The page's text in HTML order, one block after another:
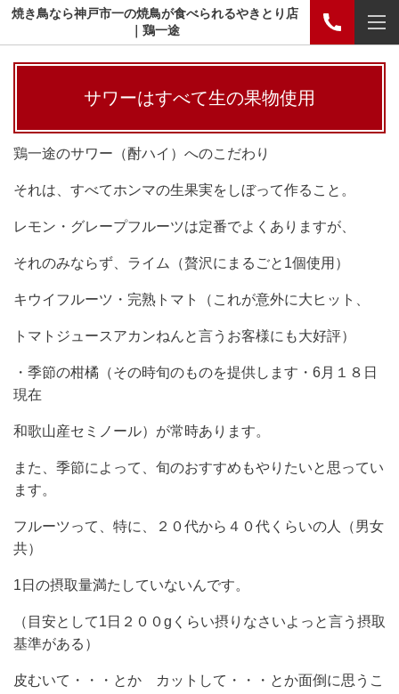
焼き鳥なら神戸市一の焼鳥が食べられるやきとり店
｜鶏一途
サワーはすべて生の果物使用
鶏一途のサワー（酎ハイ）へのこだわり
それは、すべてホンマの生果実をしぼって作ること。
レモン・グレープフルーツは定番でよくありますが、
それのみならず、ライム（贅沢にまるごと1個使用）
キウイフルーツ・完熟トマト（これが意外に大ヒット、
トマトジュースアカンねんと言うお客様にも大好評）
・季節の柑橘（その時旬のものを提供します・6月１８日
現在
和歌山産セミノール）が常時あります。
また、季節によって、旬のおすすめもやりたいと思ってい
ます。
フルーツって、特に、２０代から４０代くらいの人（男女
共）
1日の摂取量満たしていないんです。
（目安として1日２００gくらい摂りなさいよっと言う摂取
基準がある）
皮むいて・・・とか カットして・・・とか面倒に思うこ